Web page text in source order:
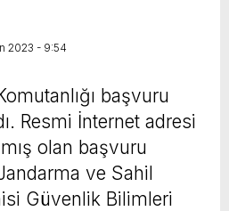
2023 - 9:54
başvuru
Resmi İnternet adresi
olan başvuru
ve Sahil
Güvenlik Bilimleri